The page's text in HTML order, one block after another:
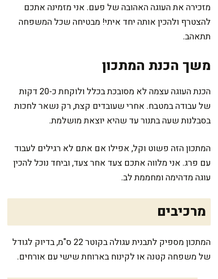
מזכירה את העוגה האהובה של פעם. אני מזמינה אתכם
להצטרף ולהכין אותה יחד איתי! מבטיחה שכל המשפחה
תתאהב.
משך הכנת המתכון
הכנת העוגה עצמה לא מסובכת בכלל ולוקחת כ-20 דקות
של עבודה במטבח. אחרי שעובדים קצת, רק נשאר לחכות
בסבלנות שעה בתנור עד שהיא יוצאת מושלמת.
המתכון הזה פשוט וקל, אפילו אם אתם לא רגילים לעבוד
עם פרג. אני מלווה אתכם צעד אחר צעד, וביחד נוכל להכין
עוגה מדהימה ומחממת לב.
מרכיבים
המתכון מספיק לתבנית עגולה בקוטר 22 ס"מ, בדיוק לגודל
של משפחה קטנה או לקינוח בארוחת שישי עם אורחים.